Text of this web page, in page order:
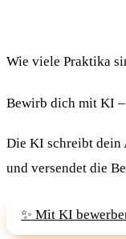
Wie viele Praktika
Bewirb dich mit KI
Die KI schreibt dein
und versendet die
✨ Mit KI